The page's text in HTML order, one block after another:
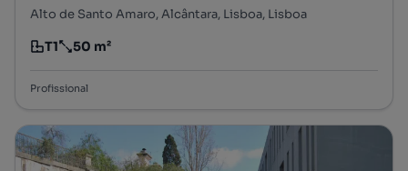
Alto de Santo Amaro, Alcântara, Lisboa, Lisboa
Tipologia
T1
Preço por metro quadrado
50 m²
Profissional